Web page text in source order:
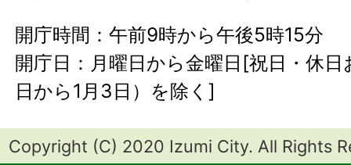
開庁時間：午前9時から午後5時15分
開庁日：月曜日から金曜日[祝日・休
日から1月3日）を除く]
Copyright (C) 2020 Izumi City. All Rights